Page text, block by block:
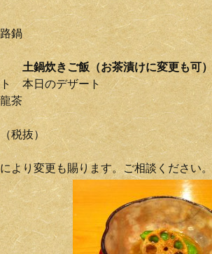
鍋
土鍋炊きご飯（お茶漬けに変更も可）
本日のデザート
茶
税抜）
より変更も賜ります。ご相談ください。